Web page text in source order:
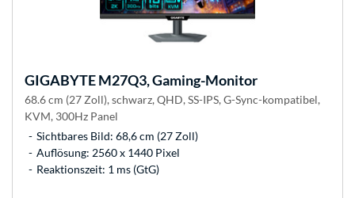
GIGABYTEM27Q3, Gaming-Monitor
68.6 cm (27 Zoll), schwarz, QHD, SS-IPS, G-Sync-kompatibel,
KVM, 300Hz Panel
Sichtbares Bild: 68,6 cm (27 Zoll)
Auflösung: 2560 x 1440 Pixel
Reaktionszeit: 1 ms (GtG)